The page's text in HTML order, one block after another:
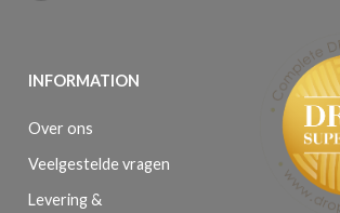
INFORMATION
Over ons
Veelgestelde vragen
Levering &